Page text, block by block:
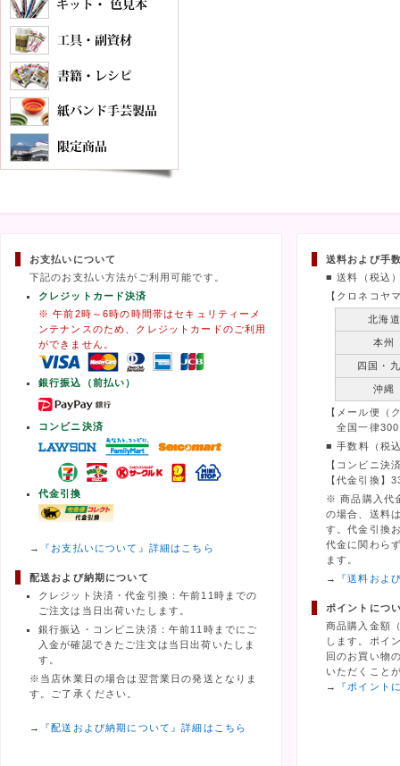
お支払いについて
下記のお支払い方法がご利用可能です。
クレジットカード決済
※ 午前2時～6時の時間帯はセキュリティーメ
ンテナンスのため、クレジットカードのご利用
ができません。
銀行振込（前払い）
コンビニ決済
代金引換
→ 『お支払いについて』詳細はこちら
配送および納期について
クレジット決済・代金引換：午前11時までの
ご注文は当日出荷いたします。
銀行振込・コンビニ決済：午前11時までにご
入金が確認できたご注文は当日出荷いたしま
す。
※当店休業日の場合は翌営業日の発送となりま
す。ご了承ください。
→ 『配送および納期について』詳細はこちら
送料および手
■ 送料（税込
【クロネコヤ
北海道
本州
四国・
沖縄
【メール便（
全国一律300
■ 手数料（税
【コンビニ決
【代金引換】
※ 商品購入代
の場合、送料
す。代金引換
代金に関わら
ます。
→
『送料およ
ポイントにつ
商品購入金額
します。ポイ
回のお買い物
いただくこと
→
『ポイント